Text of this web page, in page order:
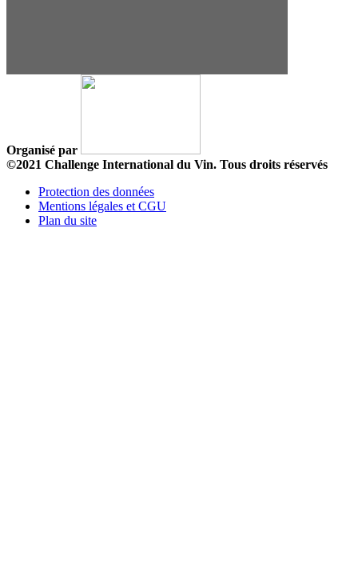
Organisé par
©2021 Challenge International du Vin. Tous droits réservés
Protection des données
Mentions légales et CGU
Plan du site